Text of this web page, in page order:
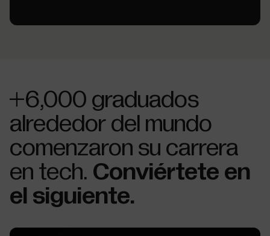
+6,000 graduados
alrededor del mundo
comenzaron su carrera
en tech. Conviértete en
el siguiente.